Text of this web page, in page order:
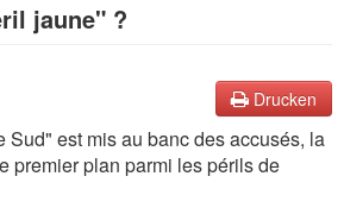
jaune" ?
Drucken
Sud" est mis au banc des accusés, la
premier plan parmi les périls de